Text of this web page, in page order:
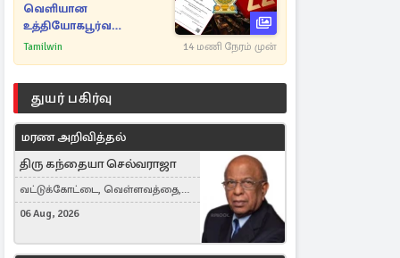
வெளியான
உத்தியோகபூர்வ
அறிவிப்பு!
Tamilwin 14 மணி நேரம் முன்
துயர் பகிர்வு
மரண அறிவித்தல்
திரு கந்தையா செல்வராஜா
வட்டுக்கோட்டை, வெள்ளவத்தை,
Toronto, Canada
06 Aug, 2026